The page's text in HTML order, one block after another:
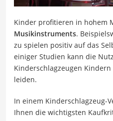
Kinder profitieren in hohem
Musikinstruments.
zu spielen positiv auf das
einiger Studien kann die
Kinderschlagzeugen
leiden.
In einem Kinderschlagzeug-
Ihnen die wichtigsten